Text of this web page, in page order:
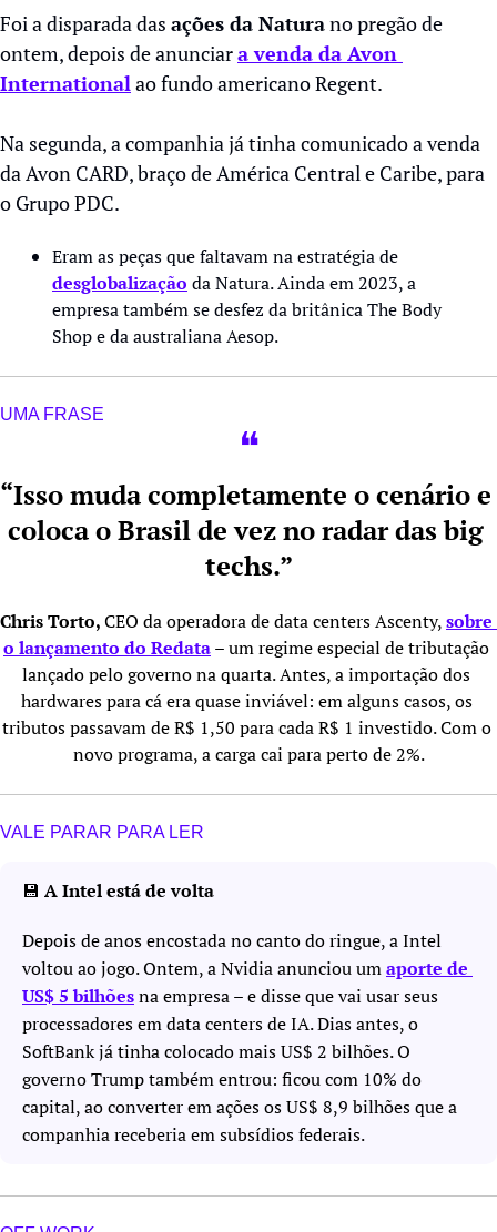
Foi a disparada das ações da Natura no pregão de
ontem, depois de anunciar a venda da Avon
International ao fundo americano Regent.
Na segunda, a companhia já tinha comunicado a venda
da Avon CARD, braço de América Central e Caribe, para
o Grupo PDC.
desglobalização da Natura. Ainda em 2023, a
empresa também se desfez da britânica The Body
Shop e da australiana Aesop.
UMA FRASE
❝
“Isso muda completamente o cenário e
coloca o Brasil de vez no radar das big
techs.”
Chris Torto, CEO da operadora de data centers Ascenty, sobre
o lançamento do Redata – um regime especial de tributação
lançado pelo governo na quarta. Antes, a importação dos
hardwares para cá era quase inviável: em alguns casos, os
tributos passavam de R$ 1,50 para cada R$ 1 investido. Com o
novo programa, a carga cai para perto de 2%.
VALE PARAR PARA LER
💾 A Intel está de volta
Depois de anos encostada no canto do ringue, a Intel
voltou ao jogo. Ontem, a Nvidia anunciou um aporte de
US$ 5 bilhões na empresa – e disse que vai usar seus
processadores em data centers de IA. Dias antes, o
SoftBank já tinha colocado mais US$ 2 bilhões. O
governo Trump também entrou: ficou com 10% do
capital, ao converter em ações os US$ 8,9 bilhões que a
companhia receberia em subsídios federais.